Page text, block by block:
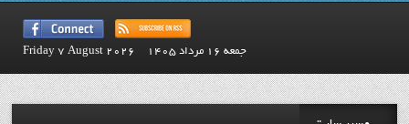
جمعه 16 مرداد 1405 Friday 7 August 2026